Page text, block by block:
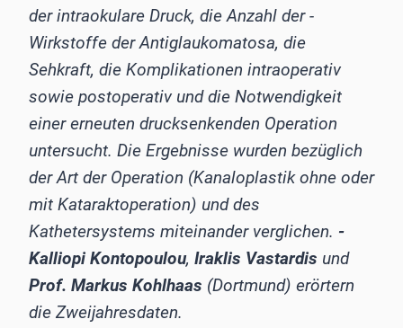
der intraokulare Druck, die Anzahl der ­
Wirkstoffe der Antiglaukomatosa, die
Sehkraft, die Komplikationen intraoperativ
sowie postoperativ und die Notwendigkeit
einer erneuten drucksenkenden Operation
untersucht. Die Ergebnisse wurden bezüglich
der Art der Operation (Kanaloplastik ohne oder
mit Kataraktoperation) und des
Kathetersystems miteinander verglichen. ­
Kalliopi Kontopoulou, Iraklis Vastardis und
Prof. Markus Kohlhaas (Dortmund) erörtern
die Zweijahresdaten.